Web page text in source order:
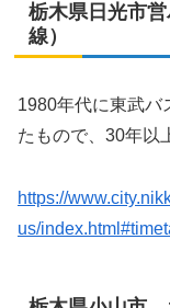
栃木県日光市
線）
1980年代に東武バ
たもので、30年以
https://
us/